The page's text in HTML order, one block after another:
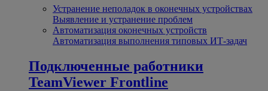
Устранение неполадок в оконечных устройствах
Выявление и устранение проблем
Автоматизация оконечных устройств
Автоматизация выполнения типовых ИТ-задач
Подключенные работники
TeamViewer Frontline